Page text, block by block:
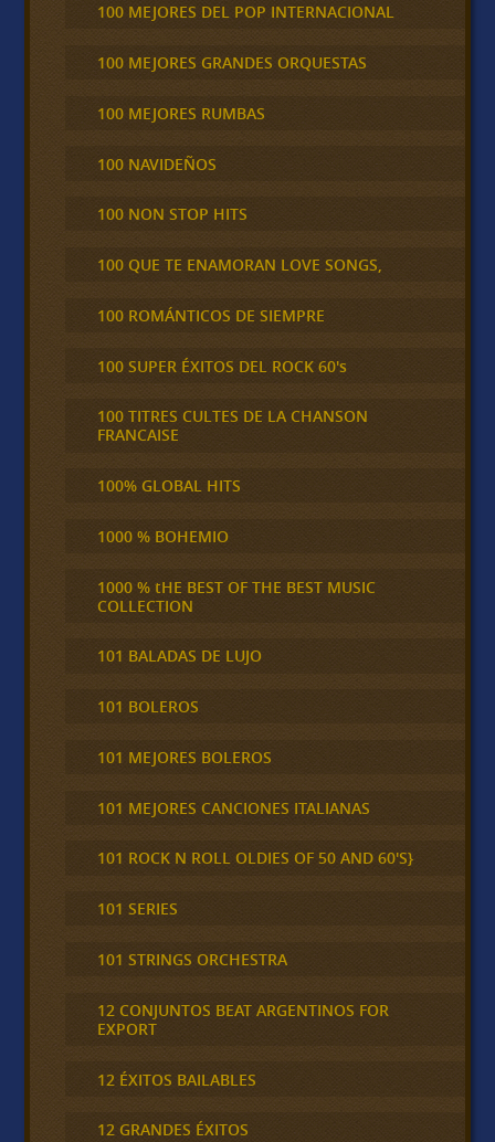
100 MEJORES DEL POP INTERNACIONAL
100 MEJORES GRANDES ORQUESTAS
100 MEJORES RUMBAS
100 NAVIDEÑOS
100 NON STOP HITS
100 QUE TE ENAMORAN LOVE SONGS,
100 ROMÁNTICOS DE SIEMPRE
100 SUPER ÉXITOS DEL ROCK 60's
100 TITRES CULTES DE LA CHANSON
FRANCAISE
100% GLOBAL HITS
1000 % BOHEMIO
1000 % tHE BEST OF THE BEST MUSIC
COLLECTION
101 BALADAS DE LUJO
101 BOLEROS
101 MEJORES BOLEROS
101 MEJORES CANCIONES ITALIANAS
101 ROCK N ROLL OLDIES OF 50 AND 60'S}
101 SERIES
101 STRINGS ORCHESTRA
12 CONJUNTOS BEAT ARGENTINOS FOR
EXPORT
12 ÉXITOS BAILABLES
12 GRANDES ÉXITOS